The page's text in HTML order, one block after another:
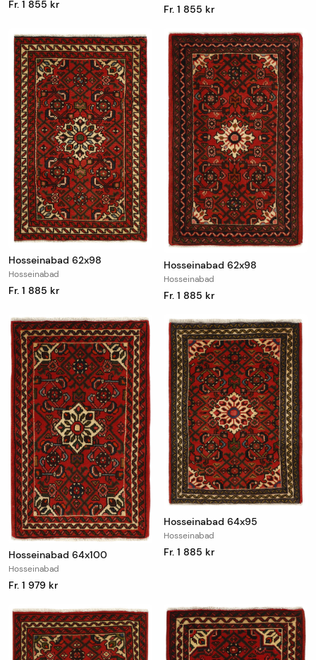
Fr. 1 855 kr Fr. 1 855 kr
Hosseinabad 62x98
Hosseinabad
Fr. 1 885 kr
Hosseinabad 62x98
Hosseinabad
Fr. 1 885 kr
Hosseinabad 64x100
Hosseinabad
Fr. 1 979 kr
Hosseinabad 64x95
Hosseinabad
Fr. 1 885 kr